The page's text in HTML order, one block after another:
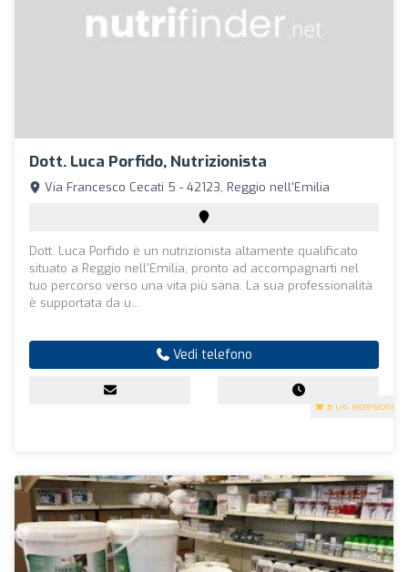
Dott. Luca Porfido, Nutrizionista
5 (16 recensioni)
Via Francesco Cecati 5 - 42123, Reggio nell'Emilia
Dott. Luca Porfido è un nutrizionista altamente qualificato
situato a Reggio nell'Emilia, pronto ad accompagnarti nel
tuo percorso verso una vita più sana. La sua professionalità
è supportata da u...
Vedi telefono